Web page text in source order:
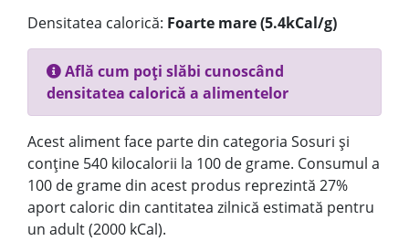
Densitatea calorică: Foarte mare (5.4kCal/g)
Află cum poți slăbi cunoscând
densitatea calorică a alimentelor
Acest aliment face parte din categoria Sosuri și
conține 540 kilocalorii la 100 de grame. Consumul a
100 de grame din acest produs reprezintă 27%
aport caloric din cantitatea zilnică estimată pentru
un adult (2000 kCal).